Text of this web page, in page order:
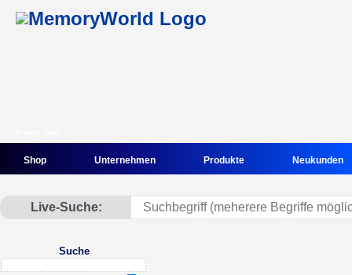
Shop Unternehmen Produkte Neukunden
Live-Suche:
Suche